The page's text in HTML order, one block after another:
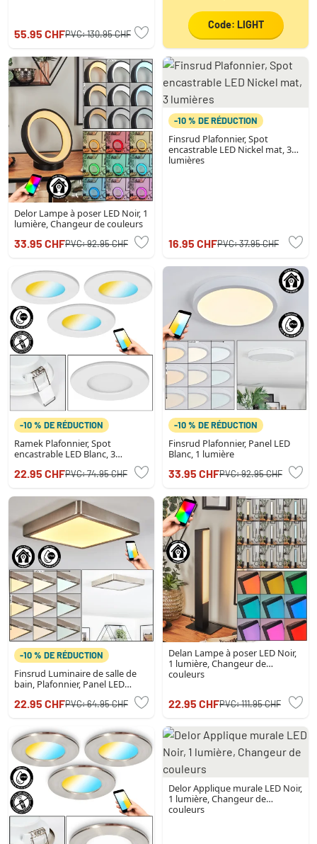
55.95 CHFPVC:130.95 CHF
Code: LIGHT
Delor Lampe à poser LED Noir, 1
lumière, Changeur de couleurs
33.95 CHFPVC:92.95 CHF
-10 % DE RÉDUCTION
Finsrud Plafonnier, Spot
encastrable LED Nickel mat, 3
lumières
16.95 CHFPVC:37.95 CHF
-10 % DE RÉDUCTION
Ramek Plafonnier, Spot
encastrable LED Blanc, 3
22.95 CHFPVC:74.95 CHF
-10 % DE RÉDUCTION
Finsrud Plafonnier, Panel LED
Blanc, 1 lumière
33.95 CHFPVC:92.95 CHF
-10 % DE RÉDUCTION
Finsrud Luminaire de salle de
bain, Plafonnier, Panel LED
22.95 CHFPVC:64.95 CHF
Delan Lampe à poser LED Noir,
1 lumière, Changeur de
couleurs
22.95 CHFPVC:111.95 CHF
Delor Applique murale LED Noir,
1 lumière, Changeur de
couleurs